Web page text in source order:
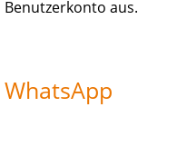
Benutzerkonto aus.
WhatsApp